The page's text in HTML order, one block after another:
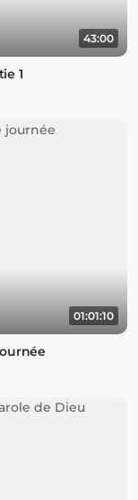
43:00
1
01:01:10